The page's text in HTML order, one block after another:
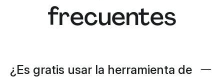
frecuentes
¿Es gratis usar la herramienta de